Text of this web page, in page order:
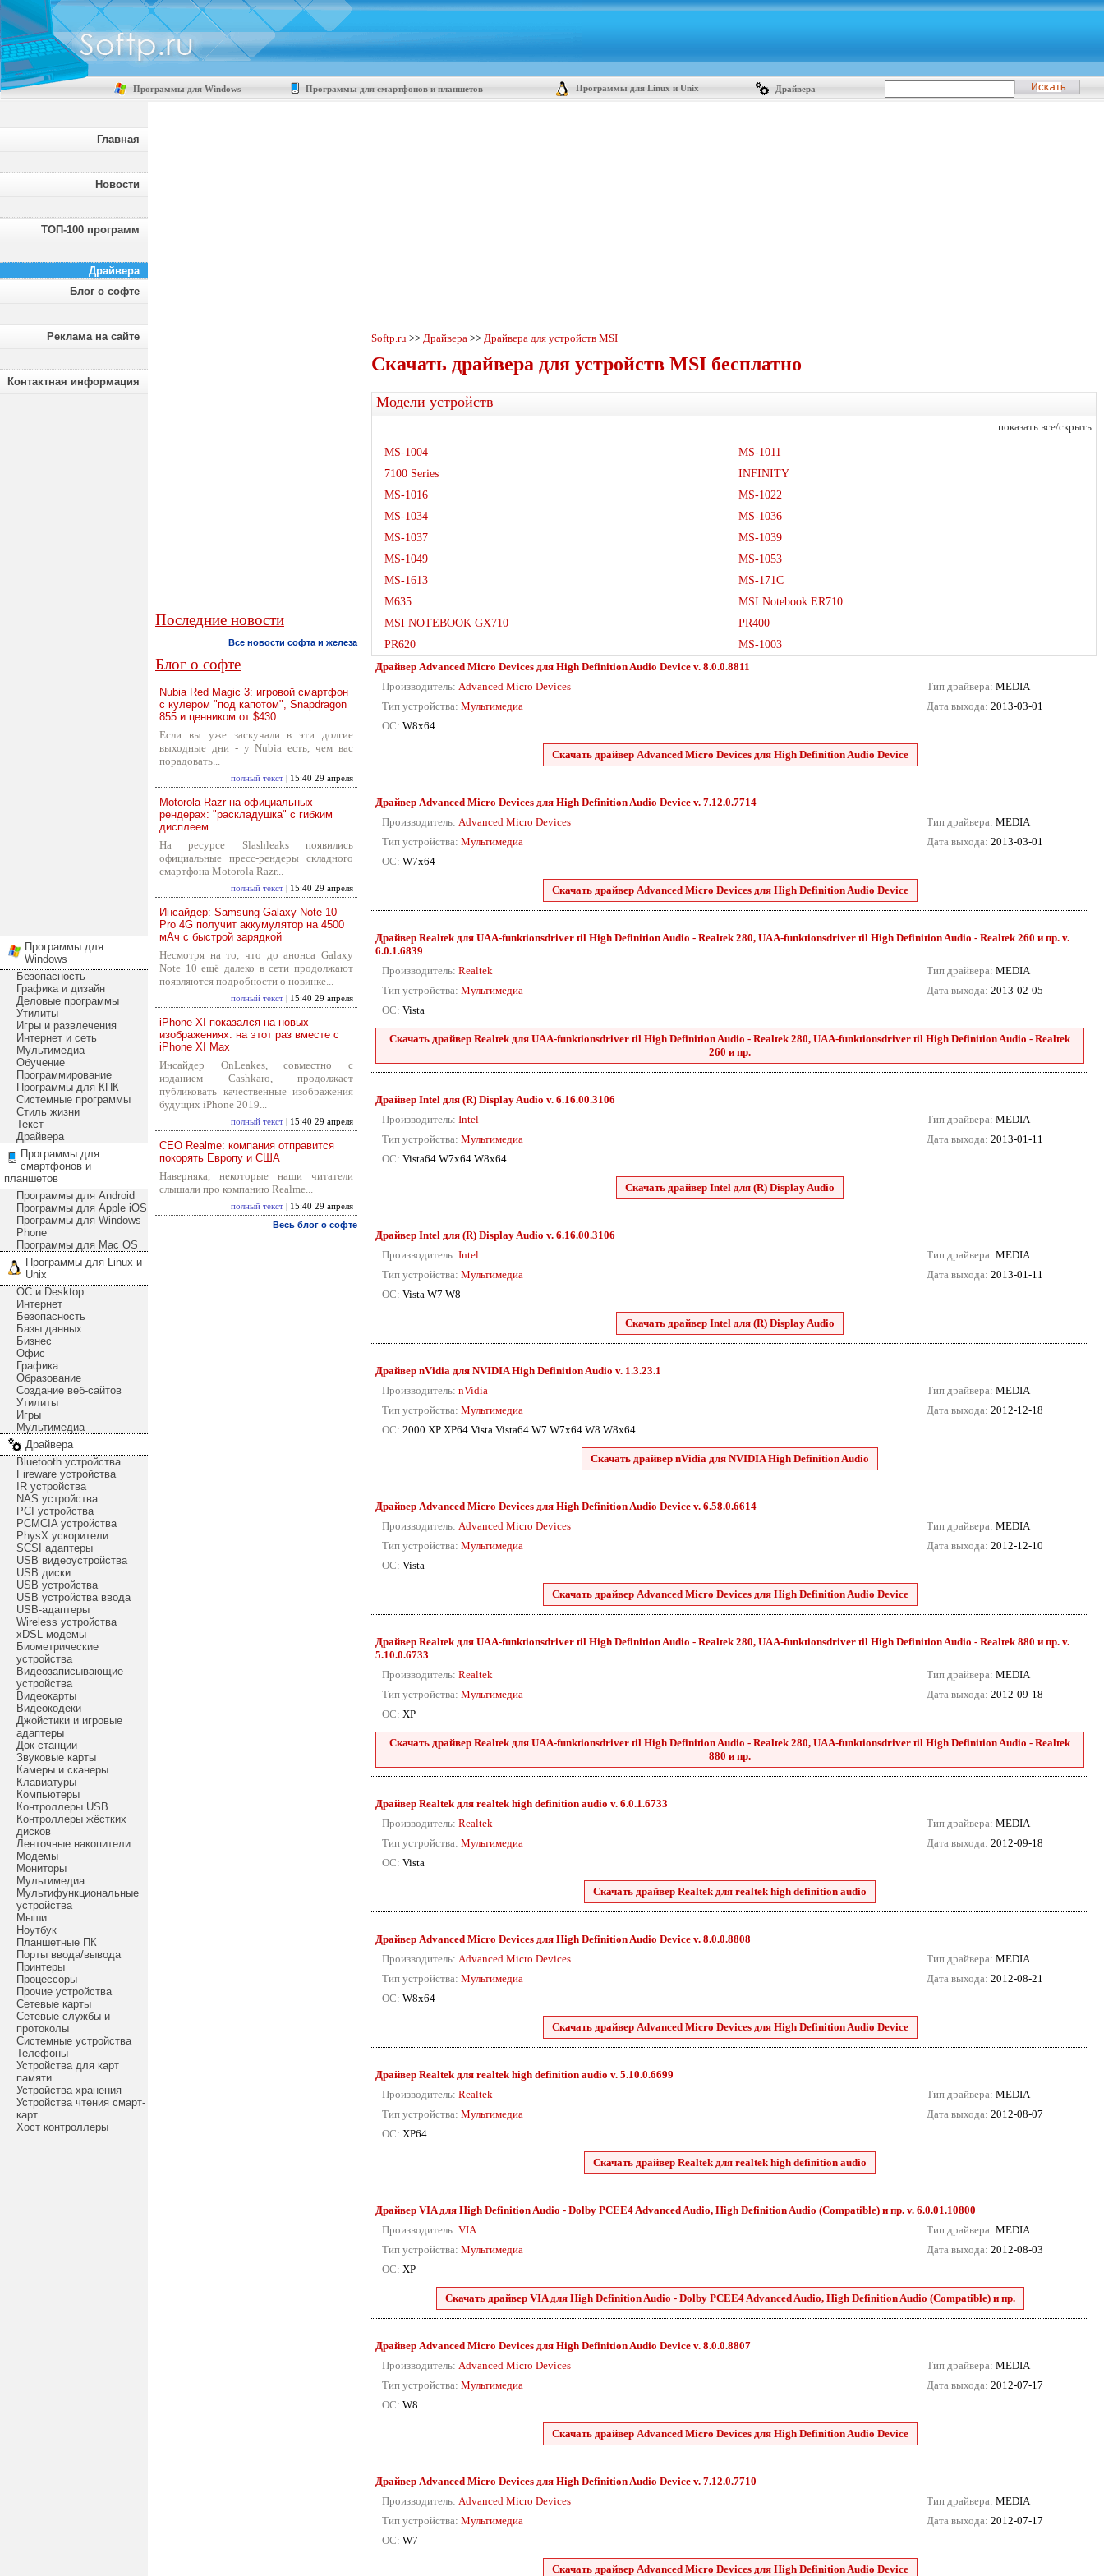
Программы для Windows Программы для смартфонов и планшетов Программы для Linux и Unix Драйвера
Главная
Новости
ТОП-100 программ
Драйвера
Блог о софте
Реклама на сайте
Контактная информация
Программы для
Windows
Безопасность
Графика и дизайн
Деловые программы
Утилиты
Игры и развлечения
Интернет и сеть
Мультимедиа
Обучение
Программирование
Программы для КПК
Системные программы
Стиль жизни
Текст
Драйвера
Программы для
смартфонов и
планшетов
Программы для Android
Программы для Apple iOS
Программы для Windows
Phone
Программы для Mac OS
Программы для Linux и
Unix
ОС и Desktop
Интернет
Безопасность
Базы данных
Бизнес
Офис
Графика
Образование
Создание веб-сайтов
Утилиты
Игры
Мультимедиа
Драйвера
Bluetooth устройства
Fireware устройства
IR устройства
NAS устройства
PCI устройства
PCMCIA устройства
PhysX ускорители
SCSI адаптеры
USB видеоустройства
USB диски
USB устройства
USB устройства ввода
USB-адаптеры
Wireless устройства
xDSL модемы
Биометрические
устройства
Видеозаписывающие
устройства
Видеокарты
Видеокодеки
Джойстики и игровые
адаптеры
Док-станции
Звуковые карты
Камеры и сканеры
Клавиатуры
Компьютеры
Контроллеры USB
Контроллеры жёстких
дисков
Ленточные накопители
Модемы
Мониторы
Мультимедиа
Мультифункциональные
устройства
Мыши
Ноутбук
Планшетные ПК
Порты ввода/вывода
Принтеры
Процессоры
Прочие устройства
Сетевые карты
Сетевые службы и
протоколы
Системные устройства
Телефоны
Устройства для карт
памяти
Устройства хранения
Устройства чтения смарт-
карт
Хост контроллеры
Последние новости
Все новости софта и железа
Блог о софте
Nubia Red Magic 3: игровой смартфон
с кулером "под капотом", Snapdragon
855 и ценником от $430
Если вы уже заскучали в эти долгие
выходные дни - у Nubia есть, чем вас
порадовать...
полный текст | 15:40 29 апреля
Motorola Razr на официальных
рендерах: "раскладушка" с гибким
дисплеем
На ресурсе Slashleaks появились
официальные пресс-рендеры складного
смартфона Motorola Razr...
полный текст | 15:40 29 апреля
Инсайдер: Samsung Galaxy Note 10
Pro 4G получит аккумулятор на 4500
мАч с быстрой зарядкой
Несмотря на то, что до анонса Galaxy
Note 10 ещё далеко в сети продолжают
появляются подробности о новинке...
полный текст | 15:40 29 апреля
iPhone XI показался на новых
изображениях: на этот раз вместе с
iPhone XI Max
Инсайдер OnLeakes, совместно с
изданием Cashkaro, продолжает
публиковать качественные изображения
будущих iPhone 2019...
полный текст | 15:40 29 апреля
CEO Realme: компания отправится
покорять Европу и США
Наверняка, некоторые наши читатели
слышали про компанию Realme...
полный текст | 15:40 29 апреля
Весь блог о софте
Softp.ru >> Драйвера >> Драйвера для устройств MSI
Скачать драйвера для устройств MSI бесплатно
Модели устройств
показать все/скрыть
MS-1004
MS-1011
7100 Series
INFINITY
MS-1016
MS-1022
MS-1034
MS-1036
MS-1037
MS-1039
MS-1049
MS-1053
MS-1613
MS-171C
M635
MSI Notebook ER710
MSI NOTEBOOK GX710
PR400
PR620
MS-1003
Драйвер Advanced Micro Devices для High Definition Audio Device v. 8.0.0.8811
Производитель: Advanced Micro Devices
Тип устройства: Мультимедиа
ОС: W8x64
Тип драйвера: MEDIA
Дата выхода: 2013-03-01
Скачать драйвер Advanced Micro Devices для High Definition Audio Device
Драйвер Advanced Micro Devices для High Definition Audio Device v. 7.12.0.7714
Производитель: Advanced Micro Devices
Тип устройства: Мультимедиа
ОС: W7x64
Тип драйвера: MEDIA
Дата выхода: 2013-03-01
Скачать драйвер Advanced Micro Devices для High Definition Audio Device
Драйвер Realtek для UAA-funktionsdriver til High Definition Audio - Realtek 280, UAA-funktionsdriver til High Definition Audio - Realtek 260 и пр. v.
6.0.1.6839
Производитель: Realtek
Тип устройства: Мультимедиа
ОС: Vista
Тип драйвера: MEDIA
Дата выхода: 2013-02-05
Скачать драйвер Realtek для UAA-funktionsdriver til High Definition Audio - Realtek 280, UAA-funktionsdriver til High Definition Audio - Realtek
260 и пр.
Драйвер Intel для (R) Display Audio v. 6.16.00.3106
Производитель: Intel
Тип устройства: Мультимедиа
ОС: Vista64 W7x64 W8x64
Тип драйвера: MEDIA
Дата выхода: 2013-01-11
Скачать драйвер Intel для (R) Display Audio
Драйвер Intel для (R) Display Audio v. 6.16.00.3106
Производитель: Intel
Тип устройства: Мультимедиа
ОС: Vista W7 W8
Тип драйвера: MEDIA
Дата выхода: 2013-01-11
Скачать драйвер Intel для (R) Display Audio
Драйвер nVidia для NVIDIA High Definition Audio v. 1.3.23.1
Производитель: nVidia
Тип устройства: Мультимедиа
ОС: 2000 XP XP64 Vista Vista64 W7 W7x64 W8 W8x64
Тип драйвера: MEDIA
Дата выхода: 2012-12-18
Скачать драйвер nVidia для NVIDIA High Definition Audio
Драйвер Advanced Micro Devices для High Definition Audio Device v. 6.58.0.6614
Производитель: Advanced Micro Devices
Тип устройства: Мультимедиа
ОС: Vista
Тип драйвера: MEDIA
Дата выхода: 2012-12-10
Скачать драйвер Advanced Micro Devices для High Definition Audio Device
Драйвер Realtek для UAA-funktionsdriver til High Definition Audio - Realtek 280, UAA-funktionsdriver til High Definition Audio - Realtek 880 и пр. v.
5.10.0.6733
Производитель: Realtek
Тип устройства: Мультимедиа
ОС: XP
Тип драйвера: MEDIA
Дата выхода: 2012-09-18
Скачать драйвер Realtek для UAA-funktionsdriver til High Definition Audio - Realtek 280, UAA-funktionsdriver til High Definition Audio - Realtek
880 и пр.
Драйвер Realtek для realtek high definition audio v. 6.0.1.6733
Производитель: Realtek
Тип устройства: Мультимедиа
ОС: Vista
Тип драйвера: MEDIA
Дата выхода: 2012-09-18
Скачать драйвер Realtek для realtek high definition audio
Драйвер Advanced Micro Devices для High Definition Audio Device v. 8.0.0.8808
Производитель: Advanced Micro Devices
Тип устройства: Мультимедиа
ОС: W8x64
Тип драйвера: MEDIA
Дата выхода: 2012-08-21
Скачать драйвер Advanced Micro Devices для High Definition Audio Device
Драйвер Realtek для realtek high definition audio v. 5.10.0.6699
Производитель: Realtek
Тип устройства: Мультимедиа
ОС: XP64
Тип драйвера: MEDIA
Дата выхода: 2012-08-07
Скачать драйвер Realtek для realtek high definition audio
Драйвер VIA для High Definition Audio - Dolby PCEE4 Advanced Audio, High Definition Audio (Compatible) и пр. v. 6.0.01.10800
Производитель: VIA
Тип устройства: Мультимедиа
ОС: XP
Тип драйвера: MEDIA
Дата выхода: 2012-08-03
Скачать драйвер VIA для High Definition Audio - Dolby PCEE4 Advanced Audio, High Definition Audio (Compatible) и пр.
Драйвер Advanced Micro Devices для High Definition Audio Device v. 8.0.0.8807
Производитель: Advanced Micro Devices
Тип устройства: Мультимедиа
ОС: W8
Тип драйвера: MEDIA
Дата выхода: 2012-07-17
Скачать драйвер Advanced Micro Devices для High Definition Audio Device
Драйвер Advanced Micro Devices для High Definition Audio Device v. 7.12.0.7710
Производитель: Advanced Micro Devices
Тип устройства: Мультимедиа
ОС: W7
Тип драйвера: MEDIA
Дата выхода: 2012-07-17
Скачать драйвер Advanced Micro Devices для High Definition Audio Device